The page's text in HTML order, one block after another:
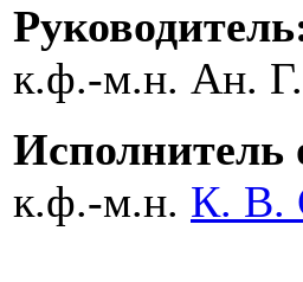
к.ф.-м.н. Ан.
к.ф.-м.н. К. В.